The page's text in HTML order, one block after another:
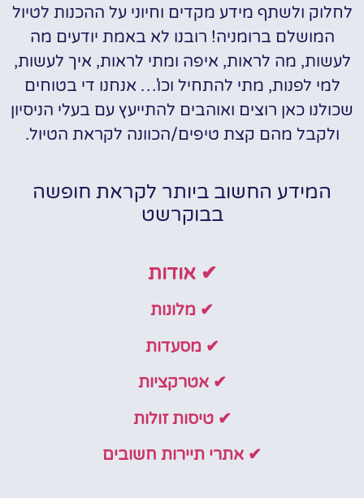
לחלוק ולשתף מידע מקדים וחיוני על ההכנות לטיול
המושלם ברומניה! רובנו לא באמת יודעים מה
לעשות, מה לראות, איפה ומתי לראות, איך לעשות,
למי לפנות, מתי להתחיל וכו'… אנחנו די בטוחים
שכולנו כאן רוצים ואוהבים להתייעץ עם בעלי הניסיון
ולקבל מהם קצת טיפים/הכוונה לקראת הטיול.
המידע החשוב ביותר לקראת חופשה
בבוקרשט
✔ אודות
✔ מלונות
✔ מסעדות
✔ אטרקציות
✔ טיסות זולות
✔ אתרי תיירות חשובים